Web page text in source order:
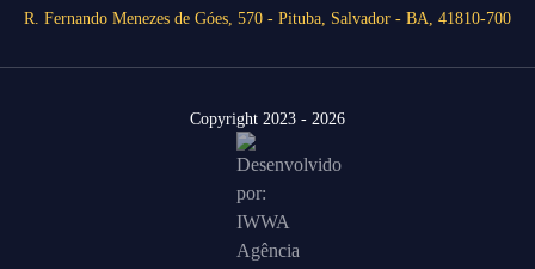
R. Fernando Menezes de Góes, 570 - Pituba, Salvador - BA, 41810-700
Copyright 2023 - 2026